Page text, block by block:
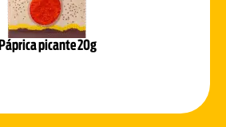
Páprica picante 20g